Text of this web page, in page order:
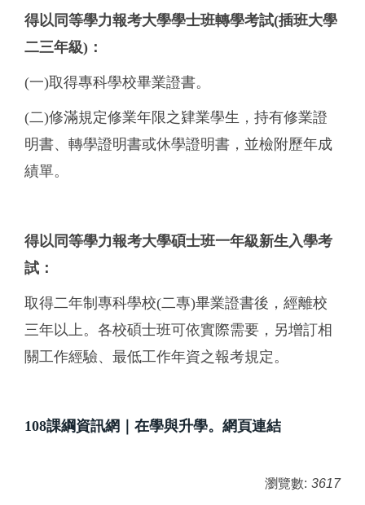
得以同等學力報考大學學士班轉學考試(插班大學
二三年級) ：
(一)取得專科學校畢業證書。
(二)修滿規定修業年限之肄業學生，持有修業證
明書、轉學證明書或休學證明書，並檢附歷年成
績單。
得以同等學力報考大學碩士班一年級新生入學考
試：
取得二年制專科學校(二專)畢業證書後，經離校
三年以上。各校碩士班可依實際需要，另增訂相
關工作經驗、最低工作年資之報考規定。
108課綱資訊網｜在學與升學。網頁連結
瀏覽數: 3617